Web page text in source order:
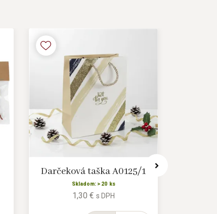
Darčeková taška A0125/1
Skladom: > 20 ks
1,30 € s DPH